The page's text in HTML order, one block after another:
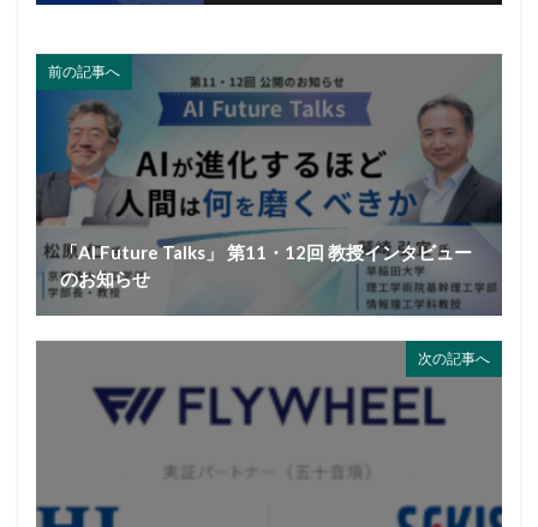
前の記事へ
「AI Future Talks」 第11・12回 教授インタビュー
のお知らせ
次の記事へ